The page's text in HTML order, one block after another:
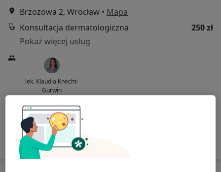
Brzozowa 2, Wrocław • Mapa
Konsultacja dermatologiczna
250 zł
Pokaż więcej usług
lek. Klaudia Knecht-
Gurwin
Pokaż profil